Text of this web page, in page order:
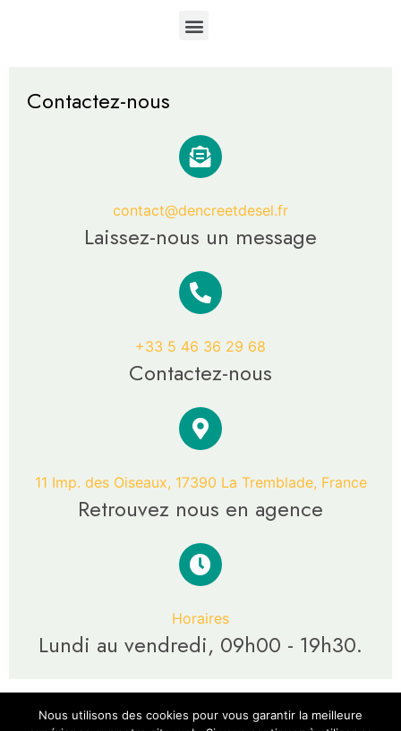
Contactez-nous
contact@dencreetdesel.fr
Laissez-nous un message
+33 5 46 36 29 68
Contactez-nous
11 Imp. des Oiseaux, 17390 La Tremblade, France
Retrouvez nous en agence
Horaires
Lundi au vendredi, 09h00 - 19h30.
Nous utilisons des cookies pour vous garantir la meilleure